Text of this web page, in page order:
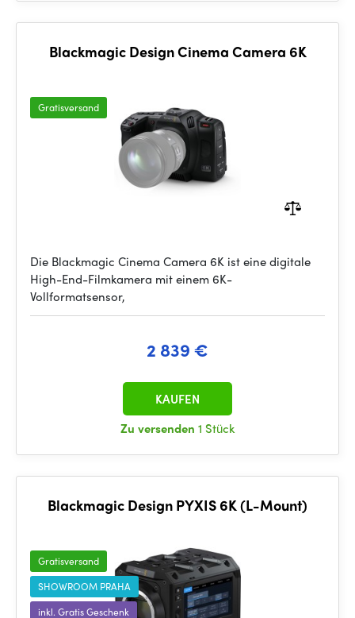
Blackmagic Design Cinema Camera 6K
Gratisversand
Die Blackmagic Cinema Camera 6K ist eine digitale
High-End-Filmkamera mit einem 6K-
Vollformatsensor,
2 839 €
Zu versenden 1 Stück
KAUFEN
Blackmagic Design PYXIS 6K (L-Mount)
Gratisversand
SHOWROOM PRAHA
inkl. Gratis Geschenk